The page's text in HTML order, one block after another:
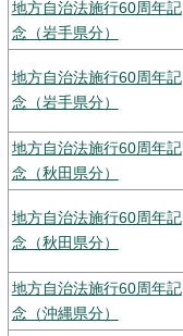
地方自治法施行60周年記
念（岩手県分）
地方自治法施行60周年記
念（岩手県分）
地方自治法施行60周年記
念（秋田県分）
地方自治法施行60周年記
念（秋田県分）
地方自治法施行60周年記
念（沖縄県分）